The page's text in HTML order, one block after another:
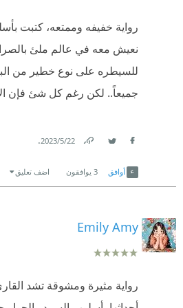
يمنع ان الغموض و الاكشن و
لا يستهان به..
جماعة
متكاملة من المتعة و التشويق
الوصف ويمكن هنا يكمن بعض
هو كان موجود مش منعدم
بالنسبة ليا.. يعني كنت اتمني
معايشة اكتر من كدا
رواية خفيفه وممتعه،
نعيش معه في عالم ملئ
للسيطره على نوع خطير من
جميعاً.. لكن رغم كل شئ فإن
22‏/5‏/2023
.
أوافق 3 يوافقون اضف تعليق
Emily Amy
رواية مثيرة ومشوقة تشد